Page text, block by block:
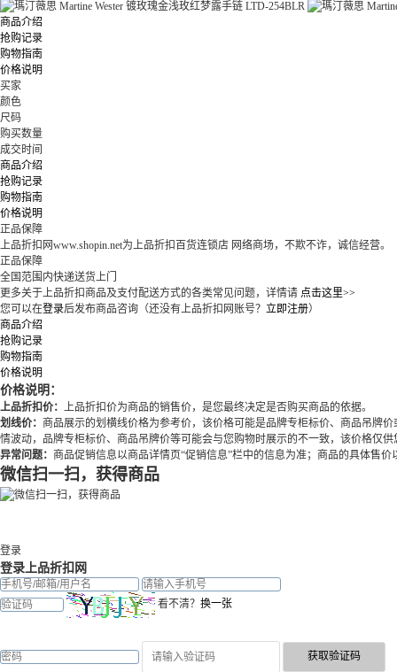
商品介绍
抢购记录
购物指南
价格说明
买家
颜色
尺码
购买数量
成交时间
商品介绍
抢购记录
购物指南
价格说明
正品保障
上品折扣网www.shopin.net为上品折扣百货连锁店 网络商场，不欺不诈，诚信经营。
正品保障
全国范围内快递送货上门
更多关于上品折扣商品及支付配送方式的各类常见问题，详情请 点击这里>>
您可以在登录后发布商品咨询（还没有上品折扣网账号？ 立即注册）
商品介绍
抢购记录
购物指南
价格说明
价格说明：
上品折扣价：
上品折扣价为商品的销售价，是您最终决定是否购买商品的依据。
划线价： 商品展示的划横线价格为参考价，该价格可能是品牌专柜标价、商品吊牌
情波动，品牌专柜标价、商品吊牌价等可能会与您购物时展示的不一致，该价格仅供
异常问题： 商品促销信息以商品详情页“促销信息”栏中的信息为准；商品的具体售
微信扫一扫，获得商品
登录
登录上品折扣网
看不清？ 换一张